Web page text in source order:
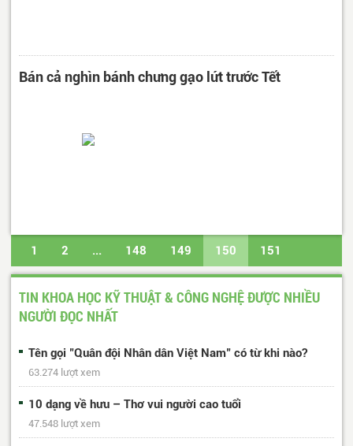
Bán cả nghìn bánh chưng gạo lứt trước Tết
1 2 ... 148 149 150 151
152 ... 429 430 Trang cuối
TIN KHOA HỌC KỸ THUẬT & CÔNG NGHỆ ĐƯỢC NHIỀU
NGƯỜI ĐỌC NHẤT
Tên gọi "Quân đội Nhân dân Việt Nam" có từ khi nào?
63.274 lượt xem
10 dạng về hưu – Thơ vui người cao tuổi
47.548 lượt xem